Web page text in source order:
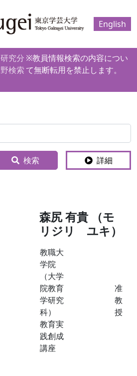
English
研究分
野検索
※教員情報検索の内容につい
て無断転用を禁止します。
検索 詳細
森尻 有貴 （モ
リジリ ユキ）
教職大
学院
（大学
院教育
学研究
科）
教育実
践創成
講座
准
教
授